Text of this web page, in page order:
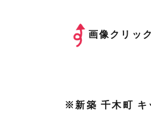
画像クリッ
※新築 千木町 キ